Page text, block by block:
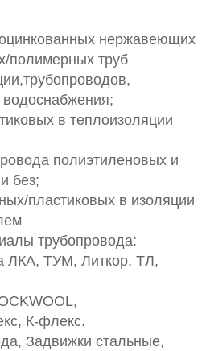
нержавеющих
полимерных труб
водоснабжения;
в теплоизоляции
полиэтиленовых и
без;
пластиковых в изоляции
трубопровода:
ЛКА, ТУМ, Литкор, ТЛ,
К-флекс.
Задвижки стальные,